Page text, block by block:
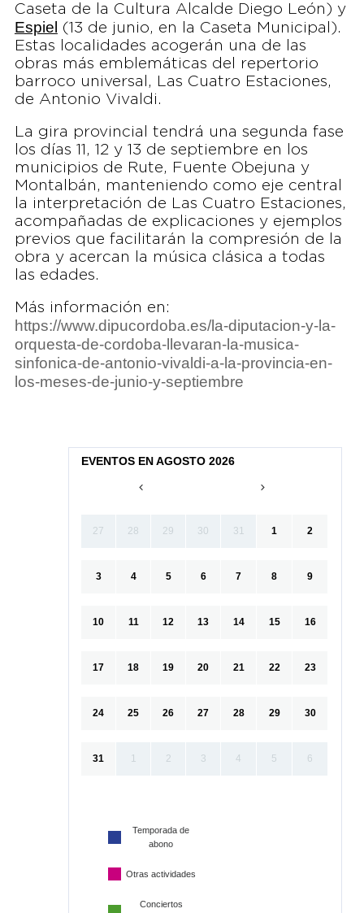
Caseta de la Cultura Alcalde Diego León) y
Espiel (13 de junio, en la Caseta Municipal).
Estas localidades acogerán una de las
obras más emblemáticas del repertorio
barroco universal, Las Cuatro Estaciones,
de Antonio Vivaldi.
La gira provincial tendrá una segunda fase
los días 11, 12 y 13 de septiembre en los
municipios de Rute, Fuente Obejuna y
Montalbán, manteniendo como eje central
la interpretación de Las Cuatro Estaciones,
acompañadas de explicaciones y ejemplos
previos que facilitarán la compresión de la
obra y acercan la música clásica a todas
las edades.
Más información en:
https://www.dipucordoba.es/la-diputacion-y-la-
orquesta-de-cordoba-llevaran-la-musica-
sinfonica-de-antonio-vivaldi-a-la-provincia-en-
los-meses-de-junio-y-septiembre
EVENTOS EN AGOSTO 2026
27 28 29 30 31 1 2
3 4 5 6 7 8 9
10 11 12 13 14 15 16
17 18 19 20 21 22 23
24 25 26 27 28 29 30
31 1 2 3 4 5 6
Temporada de
abono
Otras actividades
Conciertos